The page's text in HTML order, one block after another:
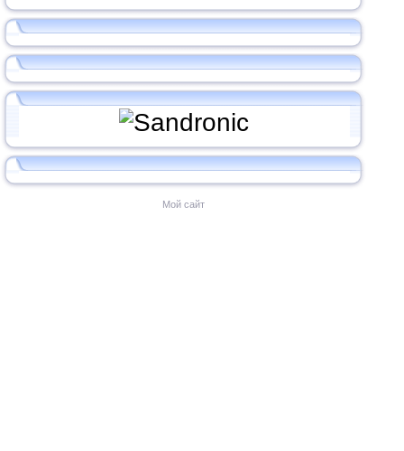
Мой сайт